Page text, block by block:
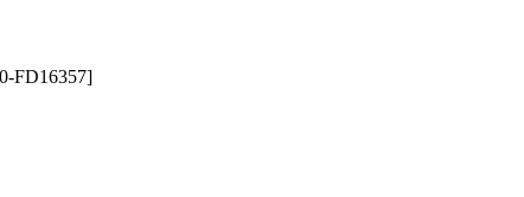
FD16357]